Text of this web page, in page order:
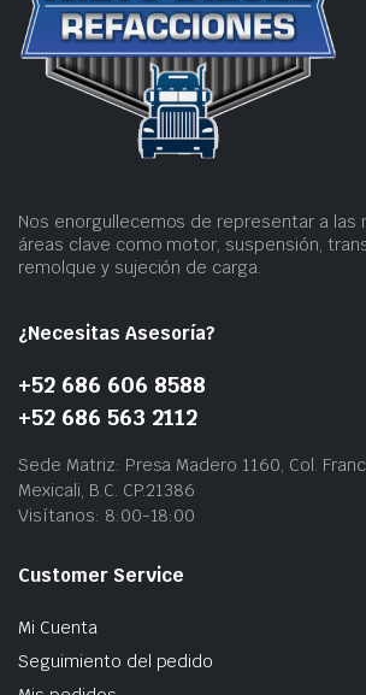
Nos enorgullecemos de representar a las
áreas clave como motor, suspensión,
remolque y sujeción de carga.
¿Necesitas Asesoría?
+52 686 606 8588
+52 686 563 2112
Sede Matriz: Presa Madero 1160, Col.
Mexicali, B.C. CP.21386
Visítanos: 8:00-18:00
Customer Service
Mi Cuenta
Seguimiento del pedido